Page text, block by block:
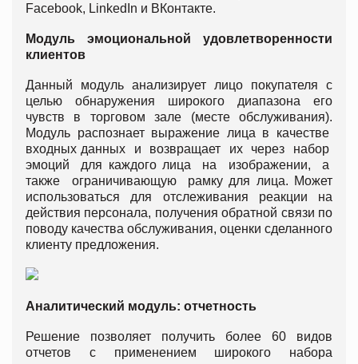
Facebook, LinkedIn и ВКонтакте.
Модуль эмоциональной удовлетворенности
клиентов
Данный модуль анализирует лицо покупателя с
целью обнаружения широкого диапазона его
чувств в торговом зале (месте обслуживания).
Модуль распознает выражение лица в качестве
входных данных и возвращает их через набор
эмоций для каждого лица на изображении, а
также ограничивающую рамку для лица. Может
использоваться для отслеживания реакции на
действия персонала, получения обратной связи по
поводу качества обслуживания, оценки сделанного
клиенту предложения.
Аналитический модуль: отчетность
Решение позволяет получить более 60 видов
отчетов с применением широкого набора